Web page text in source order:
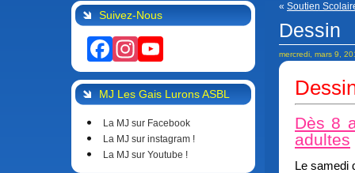
Suivez-Nous
Facebook
Instagram
MJ Les Gais Lurons ASBL
La MJ sur Facebook
La MJ sur instagram !
La MJ sur Youtube !
« Soutien
Dessin
mercredi, mars 9,
Dès 8
adultes
Le samedi